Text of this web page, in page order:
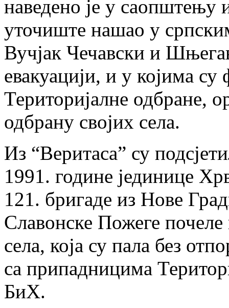
наведено је у саопштењу
уточиште нашао у
Вучјак Чечавски и
евакуацији, и у којима
Територијалне одбране,
одбрану својих села.
Из “Веритаса” су
1991. године јединице
121. бригаде из Нове
Славонске Пожеге почеле
села, која су пала без
са припадницима
БиХ.